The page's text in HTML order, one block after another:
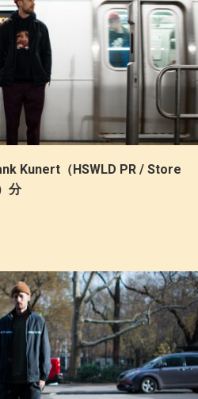
Kunert（HSWLD PR / Store
分